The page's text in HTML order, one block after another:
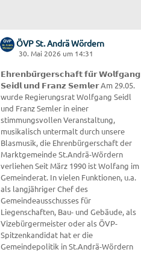
ÖVP St. Andrä Wördern
30. Mai 2026 um 14:31
𝗘𝗵𝗿𝗲𝗻𝗯𝘂̈𝗿𝗴𝗲𝗿𝘀𝗰𝗵𝗮𝗳𝘁 𝗳𝘂̈𝗿 𝗪𝗼𝗹𝗳𝗴𝗮𝗻𝗴
𝗦𝗲𝗶𝗱𝗹 𝘂𝗻𝗱 𝗙𝗿𝗮𝗻𝘇 𝗦𝗲𝗺𝗹𝗲𝗿 Am 29.05.
wurde Regierungsrat Wolfgang Seidl
und Franz Semler in einer
stimmungsvollen Veranstaltung,
musikalisch untermalt durch unsere
Blasmusik, die Ehrenbürgerschaft der
Marktgemeinde St.Andrä-Wördern
verliehen Seit März 1990 ist Wolfang im
Gemeinderat. In vielen Funktionen, u.a.
als langjähriger Chef des
Gemeindeausschusses für
Liegenschaften, Bau- und Gebäude, als
Vizebürgermeister oder als ÖVP-
Spitzenkandidat hat er die
Gemeindepolitik in St.Andrä-Wördern